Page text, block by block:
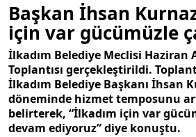
Başkan İhsan
için var gücümüzle
İlkadım Belediye Meclisi Haziran
Toplantısı gerçekleştirildi.
İlkadım Belediye Başkanı İhsan
döneminde hizmet temposunu
belirterek, “İlkadım için var
devam ediyoruz” diye konuştu.